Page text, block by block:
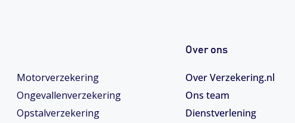
Motorverzekering
Ongevallenverzekering
Opstalverzekering
Over ons
Over Verzekering.nl
Ons team
Dienstverlening